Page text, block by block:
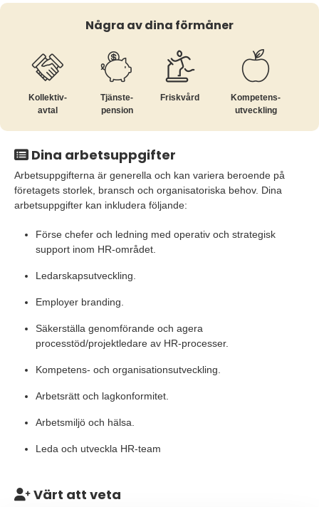
Några av dina förmåner
Kollektiv­
avtal
Tjänste­
pension
Friskvård
Kompetens­
utveckling
Dina arbetsuppgifter
Arbetsuppgifterna är generella och kan variera beroende på
företagets storlek, bransch och organisatoriska behov. Dina
arbetsuppgifter kan inkludera följande:
Förse chefer och ledning med operativ och strategisk
support inom HR-området.
Ledarskapsutveckling.
Employer branding.
Säkerställa genomförande och agera
processtöd/projektledare av HR-processer.
Kompetens- och organisationsutveckling.
Arbetsrätt och lagkonformitet.
Arbetsmiljö och hälsa.
Leda och utveckla HR-team
Värt att veta